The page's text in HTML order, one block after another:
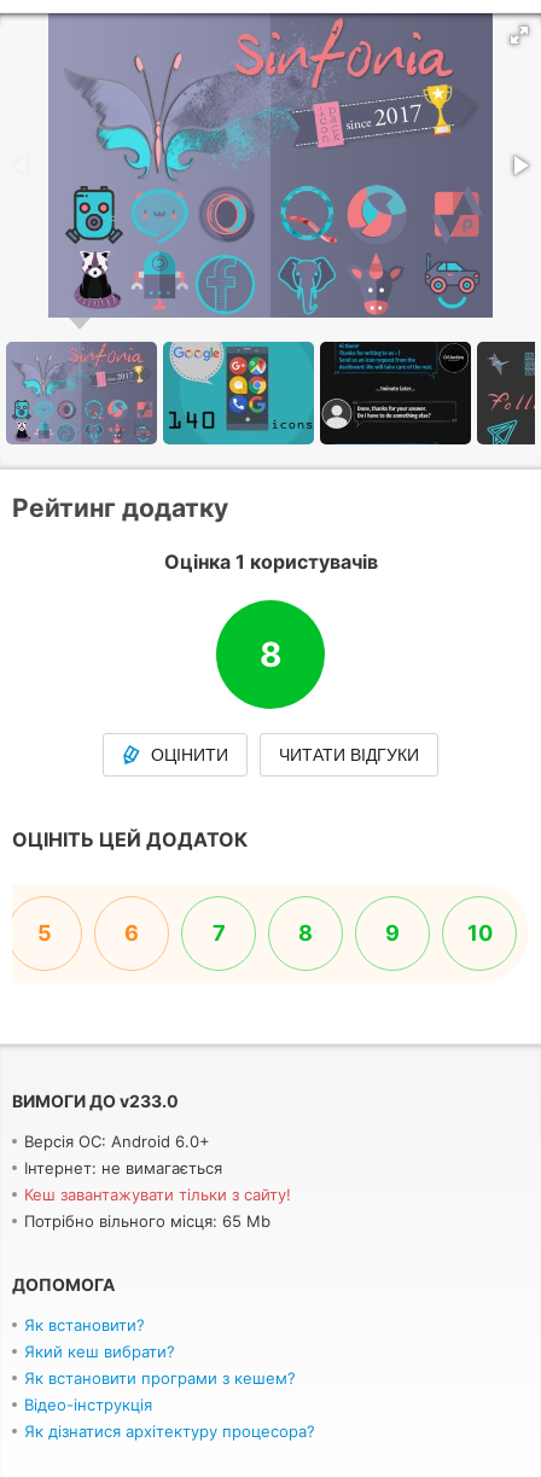
Рейтинг додатку
Оцінка 1 користувачів
8
ОЦІНИТИ ЧИТАТИ ВІДГУКИ
ОЦІНІТЬ ЦЕЙ ДОДАТОК
5 6 7 8 9 10
ВИМОГИ ДОv233.0
Версія ОС: Android 6.0+
Інтернет: не вимагається
Кеш завантажувати тільки з сайту!
Потрібно вільного місця: 65 Mb
ДОПОМОГА
Як встановити?
Який кеш вибрати?
Як встановити програми з кешем?
Відео-інструкція
Як дізнатися архітектуру процесора?